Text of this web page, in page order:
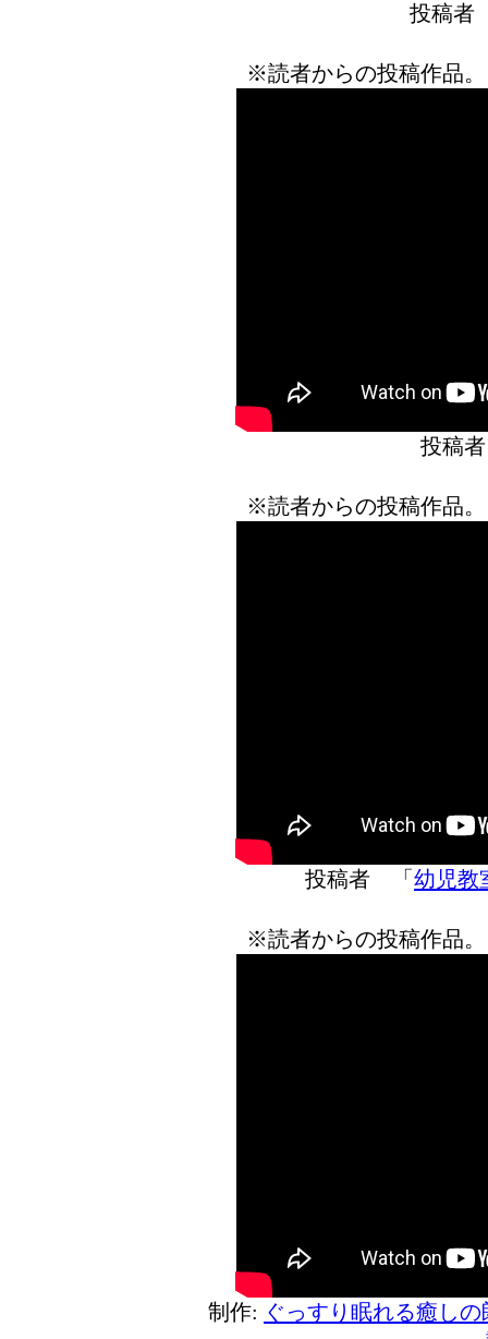
投稿
※読者からの投稿作品
投稿
※読者からの投稿作品
投稿者 「 幼児教
※読者からの投稿作品
制作: ぐっすり眠れる癒し